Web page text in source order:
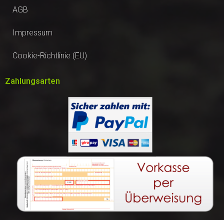
AGB
Impressum
Cookie-Richtlinie (EU)
Zahlungsarten